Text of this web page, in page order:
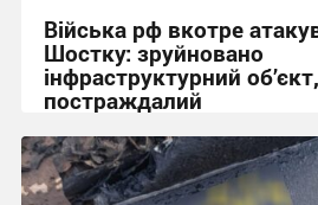
Війська рф вкотре
Шостку: зруйновано
інфраструктурний
постраждалий
18:50 вчора